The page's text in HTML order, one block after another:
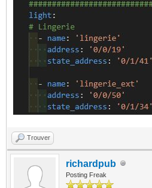
Trouver
richardpub
Posting Freak